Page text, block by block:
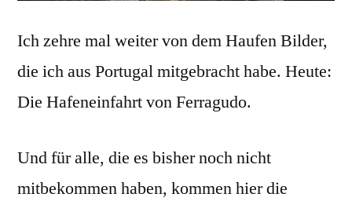
Ich zehre mal weiter von dem Haufen Bilder,
die ich aus Portugal mitgebracht habe. Heute:
Die Hafeneinfahrt von Ferragudo.
Und für alle, die es bisher noch nicht
mitbekommen haben, kommen hier die